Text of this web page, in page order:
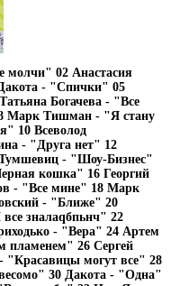
молчи" 02 Анастасия
- "Спички" 05
Богачева - "Все
Марк Тишман - "Я стану
10 Всеволод
- "Друга нет" 12
- "Шоу-Бизнес"
кошка" 16 Георгий
- "Все мине" 18 Марк
- "Ближе" 20
зналаqбпьнч" 22
- "Вера" 24 Артем
26 Сергей
могут все" 28
30 Дакота - "Одна"